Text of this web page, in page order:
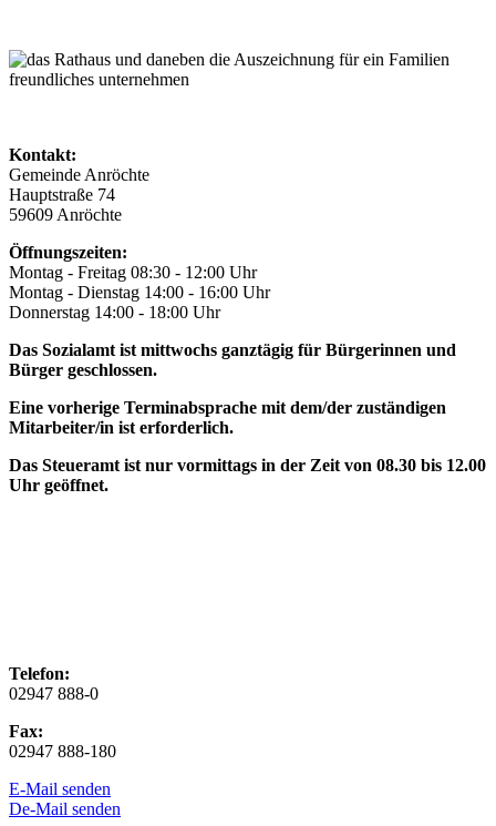
Kontakt:
Gemeinde Anröchte
Hauptstraße 74
59609 Anröchte
Öffnungszeiten:
Montag - Freitag 08:30 - 12:00 Uhr
Montag - Dienstag 14:00 - 16:00 Uhr
Donnerstag 14:00 - 18:00 Uhr
Das Sozialamt ist mittwochs ganztägig für Bürgerinnen und
Bürger geschlossen.
Eine vorherige Terminabsprache mit dem/der zuständigen
Mitarbeiter/in ist erforderlich.
Das Steueramt ist nur vormittags in der Zeit von 08.30 bis 12.00
Uhr geöffnet.
Telefon:
02947 888-0
Fax:
02947 888-180
E-Mail senden
De-Mail senden